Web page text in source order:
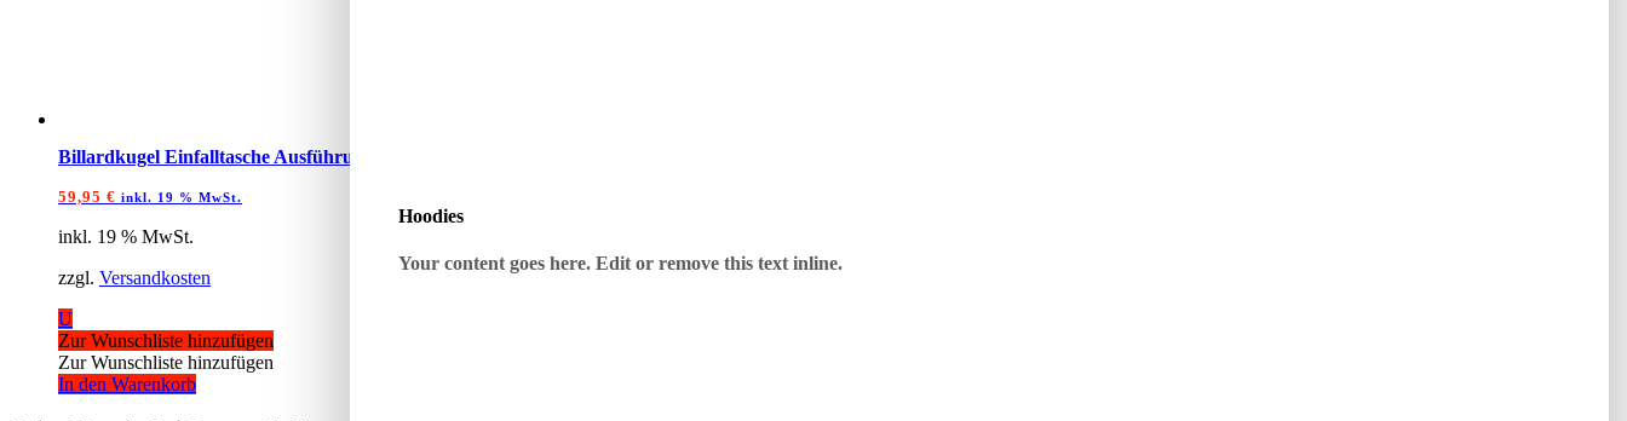
Hoodies
Your content goes here. Edit or remove this text inline.
Billardkugel Einfalltasche Ausführung Korb Universal (Satz 6 Stück) – 17 cm
59,95 € inkl. 19 % MwSt.
inkl. 19 % MwSt.
zzgl. Versandkosten
U
Zur Wunschliste hinzufügen
Zur Wunschliste hinzufügen
In den Warenkorb